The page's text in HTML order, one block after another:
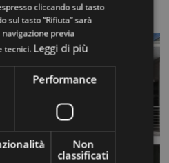
cliccando sul tasto
sul tasto “Rifiuta” sarà
previa
tecnici. Leggi di più
Performance
Non
classificati